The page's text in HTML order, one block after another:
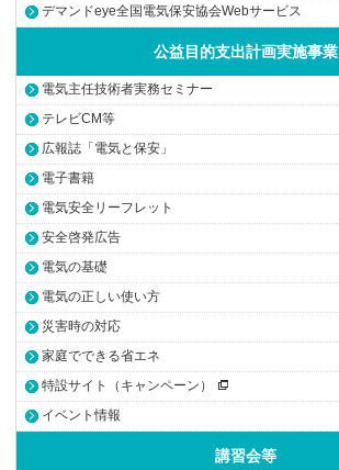
デマンドeye全国電気保安協会Webサービス
公益目的支出計画実施事業
電気主任技術者実務セミナー
テレビCM等
広報誌「電気と保安」
電子書籍
電気安全リーフレット
安全啓発広告
電気の基礎
電気の正しい使い方
災害時の対応
家庭でできる省エネ
特設サイト（キャンペーン）
イベント情報
講習会等